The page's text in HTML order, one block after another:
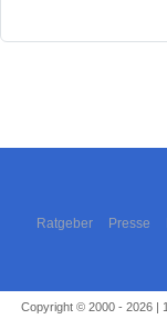
Ratgeber Presse
Copyright © 2000 - 2026 |